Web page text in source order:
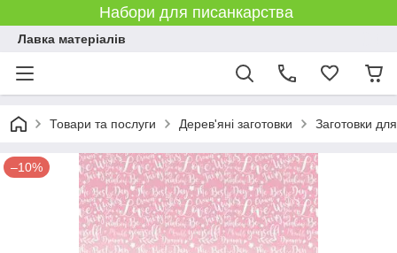
Набори для писанкарства
Лавка матеріалів
Товари та послуги Дерев'яні заготовки Заготовки
–10%